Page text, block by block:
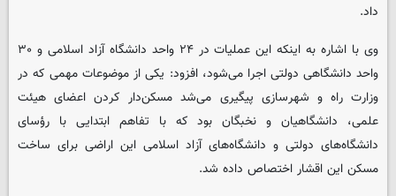
داد.
وی با اشاره به اینکه این عملیات در ۲۴ واحد دانشگاه آزاد اسلامی و ۳۰
واحد دانشگاهی دولتی اجرا می‌شود، افزود: یکی از موضوعات مهمی که در
وزارت راه و شهرسازی پیگیری می‌شد مسکن‌دار کردن اعضای هیئت
علمی، دانشگاهیان و نخبگان بود که با تفاهم ابتدایی با رؤسای
دانشگاه‌های دولتی و دانشگاه‌های آزاد اسلامی این اراضی برای ساخت
مسکن این اقشار اختصاص داده شد.